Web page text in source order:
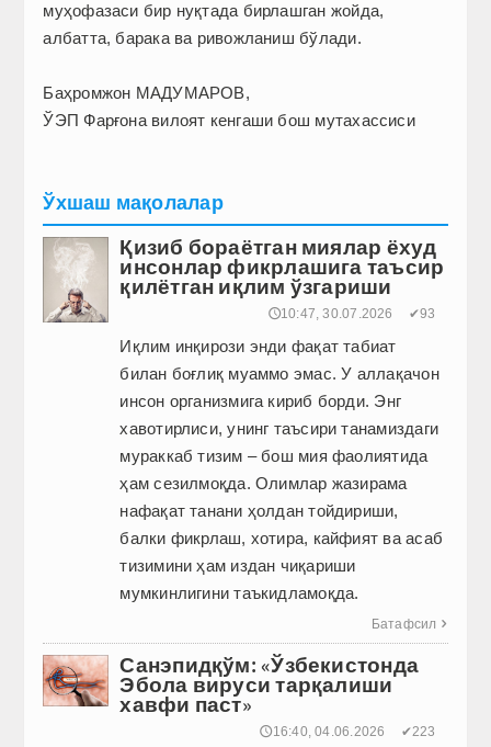
муҳофазаси бир нуқтада бирлашган жойда,
албатта, барака ва ривожланиш бўлади.
Баҳромжон МАДУМАРОВ,
ЎЭП Фарғона вилоят кенгаши бош мутахассиси
Ўхшаш мақолалар
Қизиб бораётган миялар ёхуд
инсонлар фикрлашига таъсир
қилётган иқлим ўзгариши
🕔10:47, 30.07.2026 ✔93
Иқлим инқирози энди фақат табиат
билан боғлиқ муаммо эмас. У аллақачон
инсон организмига кириб борди. Энг
хавотирлиси, унинг таъсири танамиздаги
мураккаб тизим – бош мия фаолиятида
ҳам сезилмоқда. Олимлар жазирама
нафақат танани ҳолдан тойдириши,
балки фикрлаш, хотира, кайфият ва асаб
тизимини ҳам издан чиқариши
мумкинлигини таъкид­ламоқда.
Батафсил 
Санэпидқўм: «Ўзбекистонда
Эбола вируси тарқалиши
хавфи паст»
🕔16:40, 04.06.2026 ✔223